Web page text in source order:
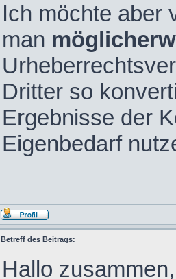
Ich möchte aber
man
Dritter so
Ergebnisse der
Eigenbedarf
Betreff des Beitrags:
Hallo zusammen,